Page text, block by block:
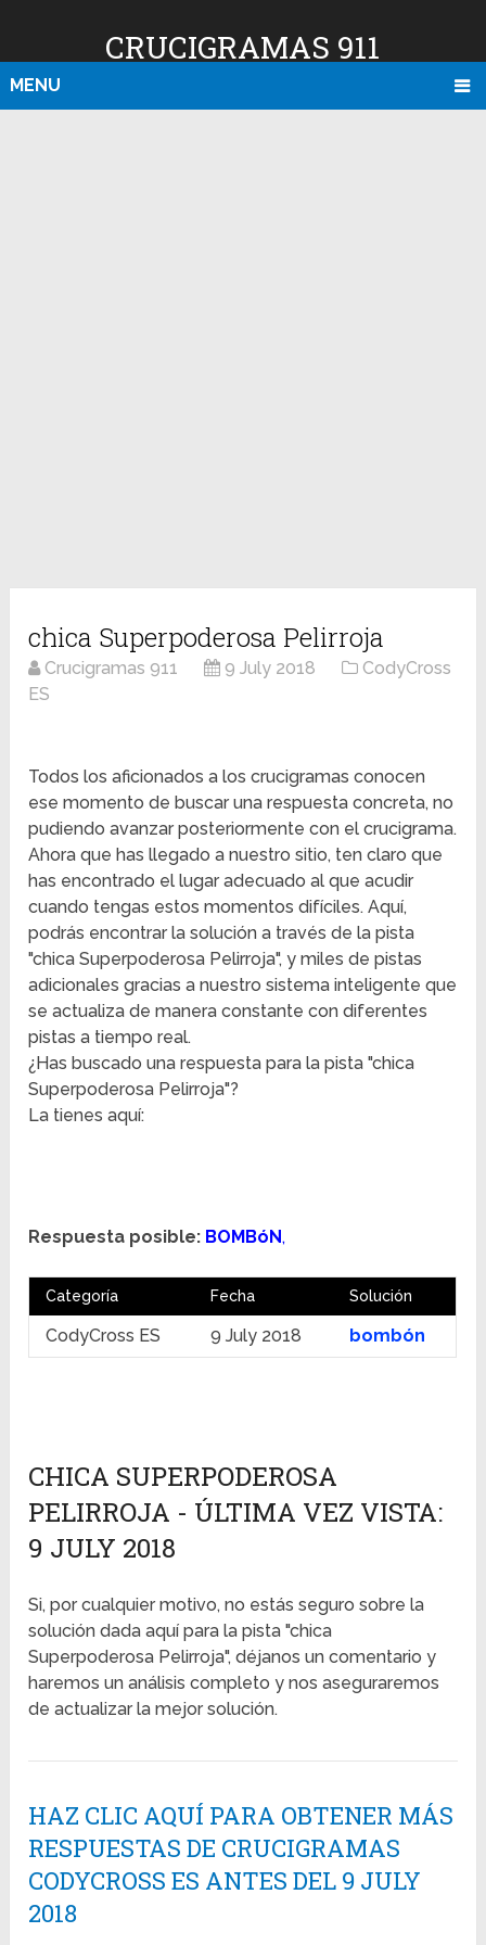
CRUCIGRAMAS 911
MENU
chica Superpoderosa Pelirroja
Crucigramas 911 9 July 2018
CodyCross
ES
Todos los aficionados a los crucigramas conocen
ese momento de buscar una respuesta concreta, no
pudiendo avanzar posteriormente con el crucigrama.
Ahora que has llegado a nuestro sitio, ten claro que
has encontrado el lugar adecuado al que acudir
cuando tengas estos momentos difíciles. Aquí,
podrás encontrar la solución a través de la pista
"chica Superpoderosa Pelirroja", y miles de pistas
adicionales gracias a nuestro sistema inteligente que
se actualiza de manera constante con diferentes
pistas a tiempo real.
¿Has buscado una respuesta para la pista "chica
Superpoderosa Pelirroja"?
La tienes aquí:
Respuesta posible: BOMBóN,
Categoría Fecha Solución
CodyCross ES 9 July 2018 bombón
CHICA SUPERPODEROSA
PELIRROJA - ÚLTIMA VEZ VISTA:
9 JULY 2018
Si, por cualquier motivo, no estás seguro sobre la
solución dada aquí para la pista "chica
Superpoderosa Pelirroja", déjanos un comentario y
haremos un análisis completo y nos aseguraremos
de actualizar la mejor solución.
HAZ CLIC AQUÍ PARA OBTENER MÁS
RESPUESTAS DE CRUCIGRAMAS
CODYCROSS ES ANTES DEL 9 JULY
2018